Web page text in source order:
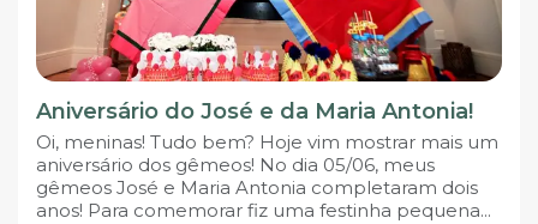
Aniversário do José e da Maria Antonia!
Oi, meninas! Tudo bem? Hoje vim mostrar mais um
aniversário dos gêmeos! No dia 05/06, meus
gêmeos José e Maria Antonia completaram dois
anos! Para comemorar fiz uma festinha pequena...